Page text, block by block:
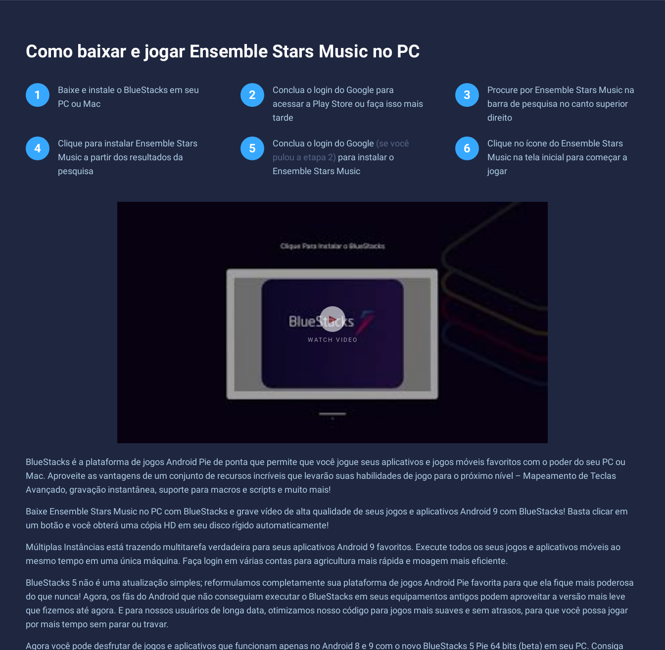
Como baixar e jogar Ensemble Stars Music no PC
Baixe e instale o BlueStacks em seu
PC ou Mac
Conclua o login do Google para
acessar a Play Store ou faça isso mais
tarde
Procure por Ensemble Stars Music na
barra de pesquisa no canto superior
direito
Clique para instalar Ensemble Stars
Music a partir dos resultados da
pesquisa
Conclua o login do Google (se você
pulou a etapa 2) para instalar o
Ensemble Stars Music
Clique no ícone do Ensemble Stars
Music na tela inicial para começar a
jogar
WATCH VIDEO
BlueStacks é a plataforma de jogos Android Pie de ponta que permite que você jogue seus aplicativos e jogos móveis favoritos com o poder do seu PC ou
Mac. Aproveite as vantagens de um conjunto de recursos incríveis que levarão suas habilidades de jogo para o próximo nível – Mapeamento de Teclas
Avançado, gravação instantânea, suporte para macros e scripts e muito mais!
Baixe Ensemble Stars Music no PC com BlueStacks e grave vídeo de alta qualidade de seus jogos e aplicativos Android 9 com BlueStacks! Basta clicar em
um botão e você obterá uma cópia HD em seu disco rígido automaticamente!
Múltiplas Instâncias está trazendo multitarefa verdadeira para seus aplicativos Android 9 favoritos. Execute todos os seus jogos e aplicativos móveis ao
mesmo tempo em uma única máquina. Faça login em várias contas para agricultura mais rápida e moagem mais eficiente.
BlueStacks 5 não é uma atualização simples; reformulamos completamente sua plataforma de jogos Android Pie favorita para que ela fique mais poderosa
do que nunca! Agora, os fãs do Android que não conseguiam executar o BlueStacks em seus equipamentos antigos podem aproveitar a versão mais leve
que fizemos até agora. E para nossos usuários de longa data, otimizamos nosso código para jogos mais suaves e sem atrasos, para que você possa jogar
por mais tempo sem parar ou travar.
Agora você pode desfrutar de jogos e aplicativos que funcionam apenas no Android 8 e 9 com o novo BlueStacks 5 Pie 64 bits (beta) em seu PC. Consiga